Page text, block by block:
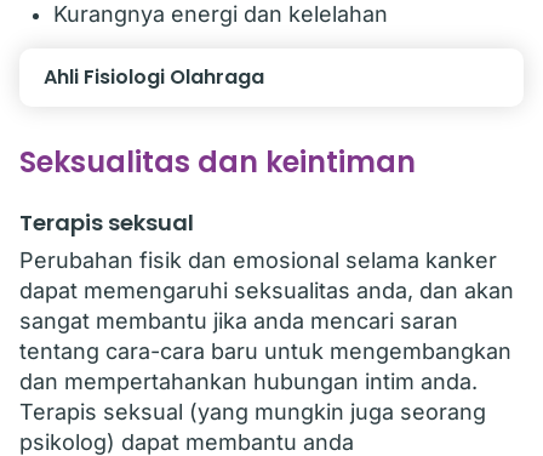
Kurangnya energi dan kelelahan
Ahli Fisiologi Olahraga
Seksualitas dan keintiman
Terapis seksual
Perubahan fisik dan emosional selama kanker
dapat memengaruhi seksualitas anda, dan akan
sangat membantu jika anda mencari saran
tentang cara-cara baru untuk mengembangkan
dan mempertahankan hubungan intim anda.
Terapis seksual (yang mungkin juga seorang
psikolog) dapat membantu anda